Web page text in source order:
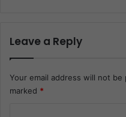
Leave a Reply
Your email address will not be
marked *